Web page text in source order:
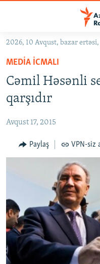
Əsas
qayıt
Əsas
naviqasiyaya
qayıt
GÜNDƏM
#İZAHLA
KORRUPSIOMETR
#ƏSLINDƏ
FƏRQƏ BAX
QANUNI DOĞRU
MULTIMEDIA
FOTOQALEREYA
İNFOQRAFIKA
KARIKATURA
RADIO ARXIV
OXU ZALI
AZƏRBAYCAN ƏDƏBIYYATI
İSLAM VƏ DEMOKRATIYA
HAQQIMIZDA
MISSIYAMIZ
PEŞƏ ETIKASI VƏ
BIZI IZLƏ
2026, 10 Avqust, bazar ertəsi,
MEDIA ICMALI
Cəmil Həsənli
qarşıdır
Avqust 17, 2015
Paylaş VPN-siz